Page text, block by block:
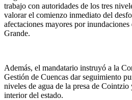
trabajo con autoridades de los tres
valorar el comienzo inmediato del
afectaciones mayores por
Grande.
Además, el mandatario instruyó a la
Gestión de Cuencas dar seguimiento
niveles de agua de la presa de Cointzio
interior del estado.